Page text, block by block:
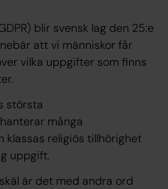
blir svensk lag den 25:e
att vi människor får
vilka uppgifter som finns
största
många
klassas religiös tillhörighet
uppgift.
är det med andra ord